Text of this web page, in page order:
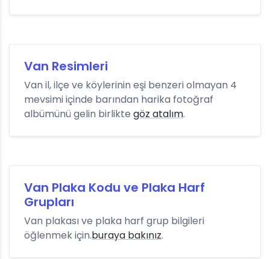
Van Resimleri
Van il, ilçe ve köylerinin eşi benzeri olmayan 4
mevsimi içinde barından harika fotoğraf
albümünü gelin birlikte göz atalım.
Van Plaka Kodu ve Plaka Harf
Grupları
Van plakası ve plaka harf grup bilgileri
öğlenmek için.buraya bakınız.